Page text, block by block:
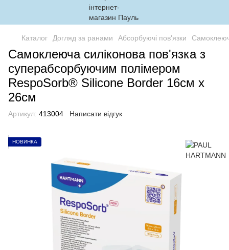
Каталог Догляд за ранами Абсорбуючі пов'язки
Самоклеюча силіконова пов'язка з
суперабсорбуючим полімером
RespoSorb® Silicone Border 16см х
26см
Артикул: 413004 Написати відгук
НОВИНКА